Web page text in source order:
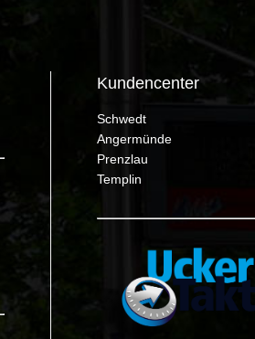
Kundencenter
Schwedt
Angermünde
Prenzlau
Templin